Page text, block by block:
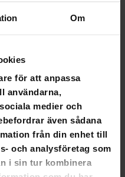
Om
för att anpassa
användarna,
medier och
även sådana
från din enhet till
och analysföretag som
i sin tur kombinera
behålla fukt i jorden.
säkerheten i
ser snyggare och
för hemmabruk?
hemmabruk beror på
behov. Generellt sett